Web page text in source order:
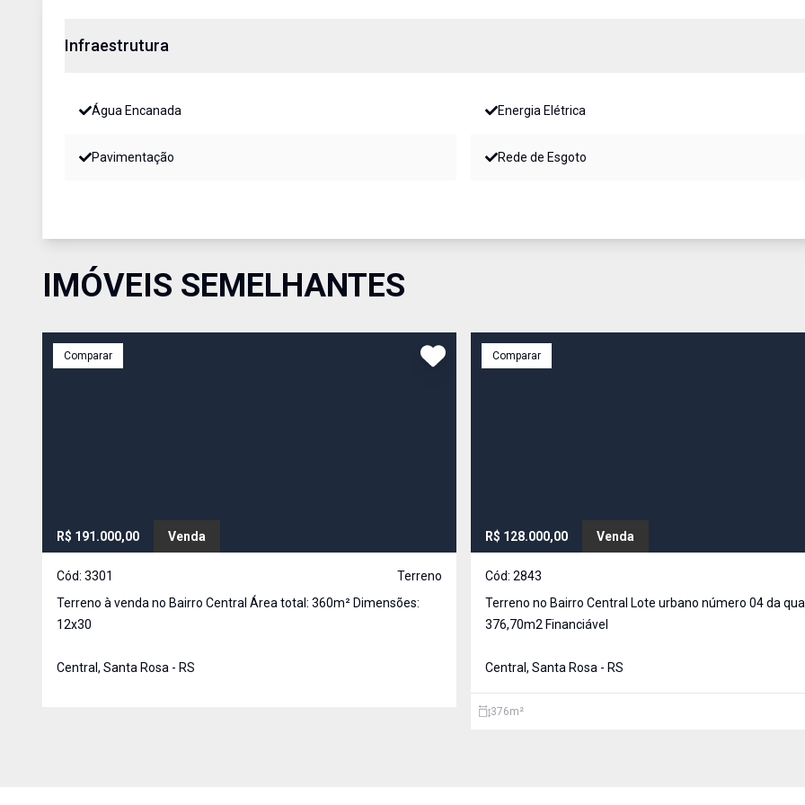
Infraestrutura
Água Encanada Energia Elétrica
Pavimentação Rede de Esgoto
IMÓVEIS SEMELHANTES
Comparar
R$ 191.000,00 Venda
Cód: 3301
Terreno
Terreno à venda no Bairro Central Área total: 360m² Dimensões:
12x30
Central, Santa Rosa - RS
Comparar
R$ 128.000,00 Venda
Cód: 2843
Terreno no Bairro Central Lote urbano número 04 da quadra 1.581
376,70m2 Financiável
Central, Santa Rosa - RS
376m²